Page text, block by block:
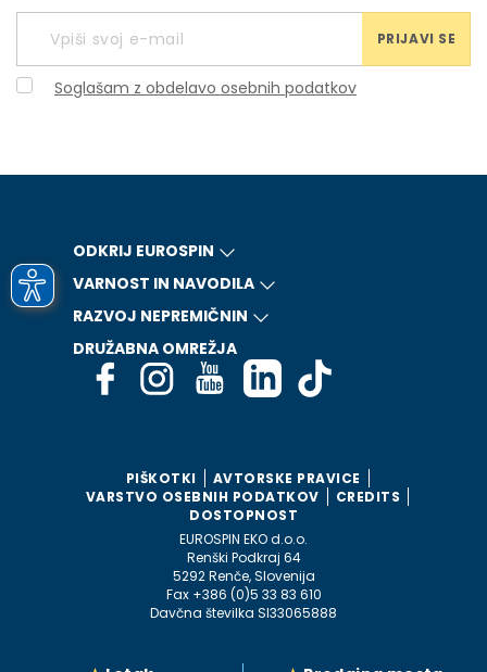
PRIJAVI SE
Soglašam z obdelavo osebnih podatkov
ODKRIJ EUROSPIN
VARNOST IN NAVODILA
RAZVOJ NEPREMIČNIN
DRUŽABNA OMREŽJA
PIŠKOTKI
AVTORSKE PRAVICE
VARSTVO OSEBNIH PODATKOV
CREDITS
DOSTOPNOST
EUROSPIN EKO d.o.o.
Renški Podkraj 64
5292 Renče, Slovenija
Fax +386 (0)5 33 83 610
Davčna številka SI33065888